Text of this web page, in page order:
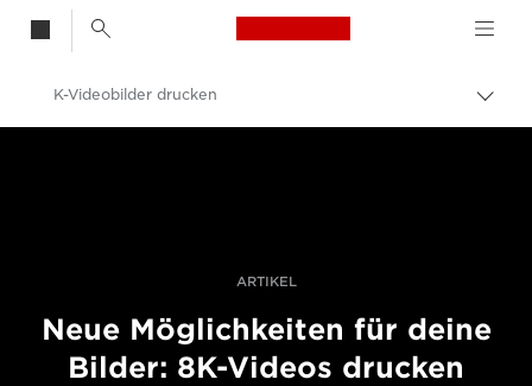
Canon Logo, back
Auf
K-Videobilder drucken
ARTIKEL
Neue Möglichkeiten für deine
Bilder: 8K-Videos drucken